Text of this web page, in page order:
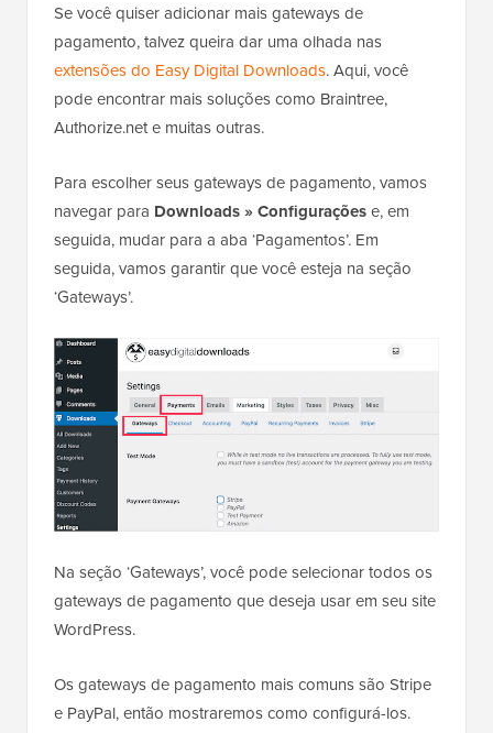
Se você quiser adicionar mais gateways de
pagamento, talvez queira dar uma olhada nas
extensões do Easy Digital Downloads. Aqui, você
pode encontrar mais soluções como Braintree,
Authorize.net e muitas outras.
Para escolher seus gateways de pagamento, vamos
navegar para Downloads » Configuraçõese, em
seguida, mudar para a aba ‘Pagamentos’. Em
seguida, vamos garantir que você esteja na seção
‘Gateways’.
Na seção ‘Gateways’, você pode selecionar todos os
gateways de pagamento que deseja usar em seu site
WordPress.
Os gateways de pagamento mais comuns são Stripe
e PayPal, então mostraremos como configurá-los.